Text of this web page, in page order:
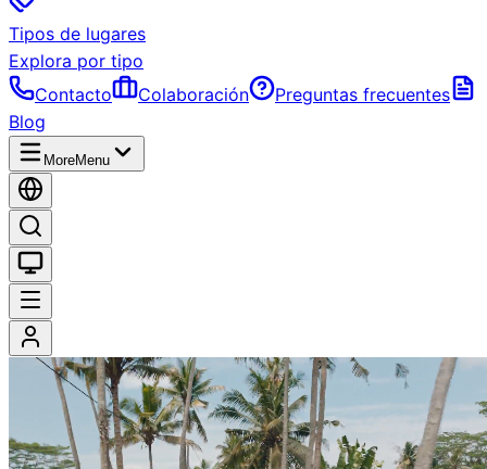
Tipos de lugares
Explora por tipo
Contacto
Colaboración
Preguntas frecuentes
Blog
MoreMenu